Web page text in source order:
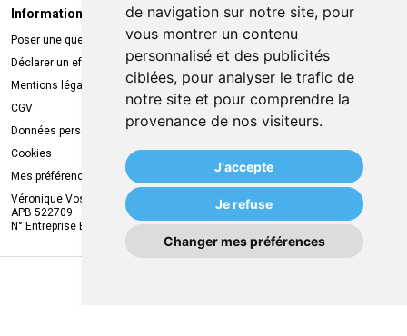
de navigation sur notre site, pour
vous montrer un contenu
personnalisé et des publicités
ciblées, pour analyser le trafic de
notre site et pour comprendre la
provenance de nos visiteurs.
J'accepte
Je refuse
Changer mes préférences
Informations légales
Poser une question
Déclarer un effet indésirable
Mentions légales
CGV
Données personnelles
Cookies
Mes préférences Cookies
Véronique Vos
APB 522709
N° Entreprise BE0749.944.612
Livraison
Retrait à la pharmacie
Livraison chez vous
Livraison dans un Point Relais